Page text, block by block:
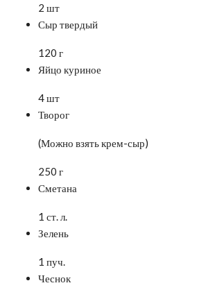
2 шт
Сыр твердый
120 г
Яйцо куриное
4 шт
Творог
(Можно взять крем-сыр)
250 г
Сметана
1 ст. л.
Зелень
1 пуч.
Чеснок